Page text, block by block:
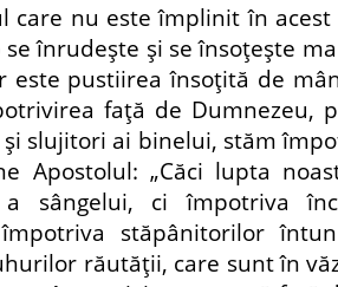
care nu este împlinit în
înrudeşte şi se înso­ţeşte
este pustiirea însoţită de
faţă de Dumnezeu,
slujitori ai binelui, stăm
Apostolul: „Căci lupta
sângelui, ci împotriva
stăpânitorilor
răutăţii, care sunt în